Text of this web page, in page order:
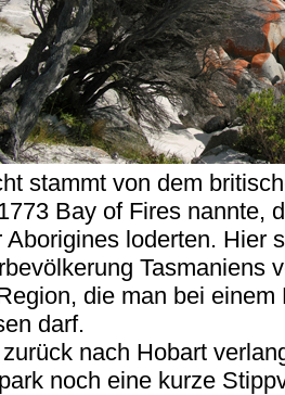
stammt von dem
Bay of Fires nannte,
Aborigines loderten. Hier
Tasmaniens
die man bei einem
darf.
nach Hobart
noch eine kurze